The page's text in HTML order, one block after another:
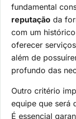
fundamental
reputação da
com um
oferecer
além de
profundo das
Outro critério
equipe que será
É essencial